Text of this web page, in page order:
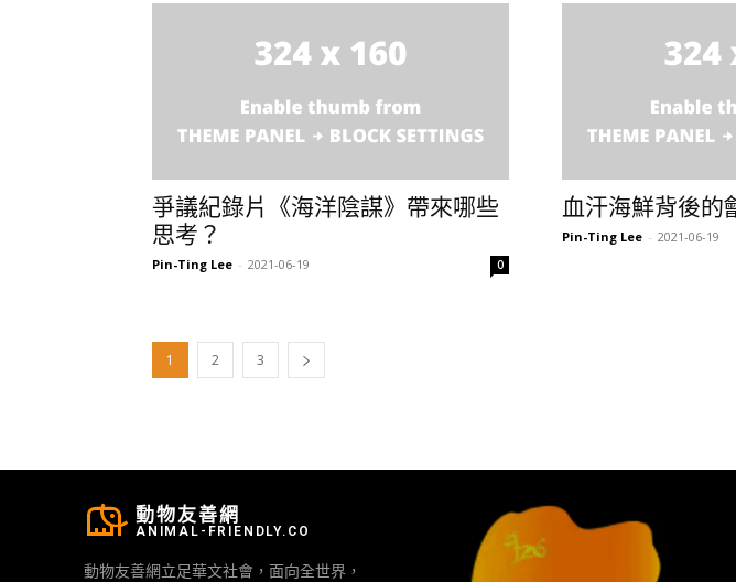
爭議紀錄片《海洋陰謀》帶來哪些
思考？
Pin-Ting Lee - 2021-06-19 0
血汗海鮮背後的
Pin-Ting Lee - 2021-06-19
1 2 3
動物友善網
ANIMAL-FRIENDLY.CO
動物友善網立足華文社會，面向全世界，